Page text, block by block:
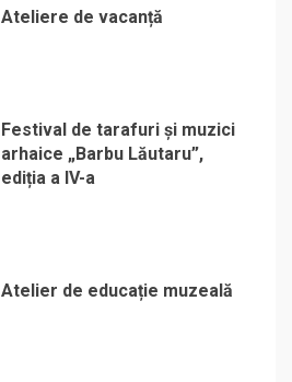
Ateliere de vacanță
Festival de tarafuri și muzici
arhaice „Barbu Lăutaru”,
ediția a IV-a
Atelier de educație muzeală